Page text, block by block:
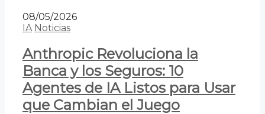
08/05/2026
IA Noticias
Anthropic Revoluciona la
Banca y los Seguros: 10
Agentes de IA Listos para Usar
que Cambian el Juego